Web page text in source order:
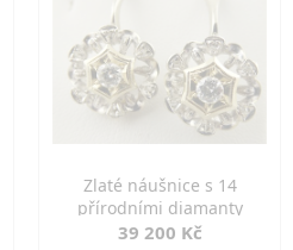
Zlaté náušnice s 14
přírodními diamanty
39 200 Kč